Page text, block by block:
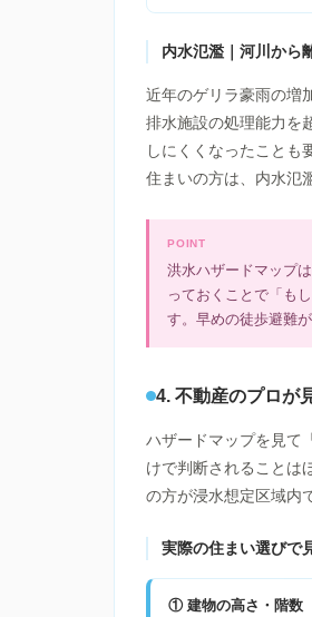
内水氾濫｜河川から
近年のゲリラ豪雨の増
排水施設の処理能力を
しにくくなったことも
住まいの方は、内水氾
POINT
洪水ハザードマップ
っておくことで「も
す。早めの徒歩避難
4. 不動産のプロが
ハザードマップを見て
けで判断されることは
の方が浸水想定区域内
実際の住まい選びで
① 建物の高さ・階数